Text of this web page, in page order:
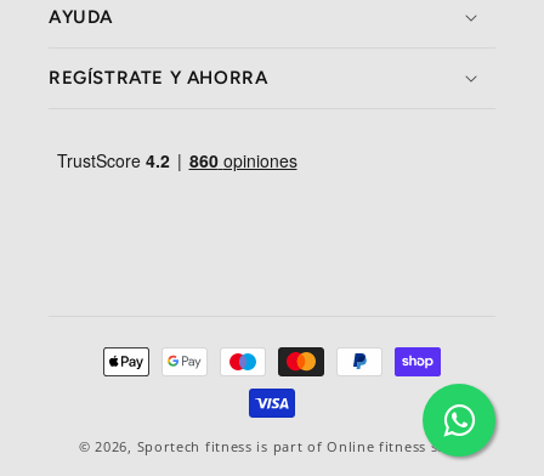
AYUDA
REGÍSTRATE Y AHORRA
Formas
de
© 2026, Sportech fitness is part of Online fitness sales